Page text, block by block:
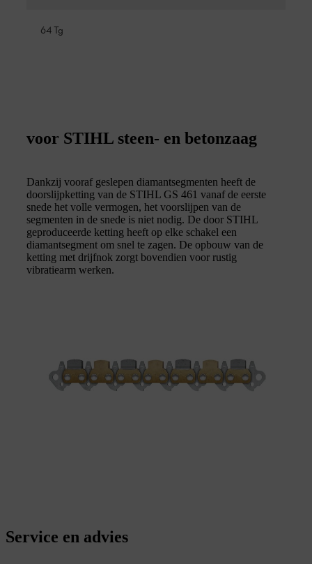
64 Tg
voor STIHL steen- en betonzaag
Dankzij vooraf geslepen diamantsegmenten heeft de
doorslijpketting van de STIHL GS 461 vanaf de eerste
snede het volle vermogen, het voorslijpen van de
segmenten in de snede is niet nodig. De door STIHL
geproduceerde ketting heeft op elke schakel een
diamantsegment om snel te zagen. De opbouw van de
ketting met drijfnok zorgt bovendien voor rustig
vibratiearm werken.
Service en advies